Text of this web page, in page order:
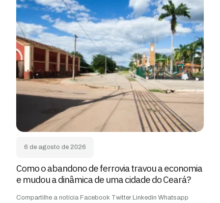
6 de agosto de 2026
Como o abandono de ferrovia travou a economia
e mudou a dinâmica de uma cidade do Ceará?
Compartilhe a notícia Facebook Twitter Linkedin Whatsapp